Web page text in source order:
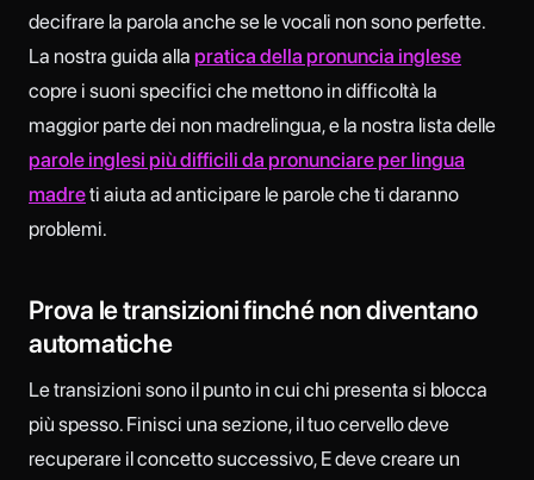
decifrare la parola anche se le vocali non sono perfette.
La nostra guida alla pratica della pronuncia inglese
copre i suoni specifici che mettono in difficoltà la
maggior parte dei non madrelingua, e la nostra lista delle
parole inglesi più difficili da pronunciare per lingua
madreti aiuta ad anticipare le parole che ti daranno
problemi.
Prova le transizioni finché non diventano
automatiche
Le transizioni sono il punto in cui chi presenta si blocca
più spesso. Finisci una sezione, il tuo cervello deve
recuperare il concetto successivo, E deve creare un